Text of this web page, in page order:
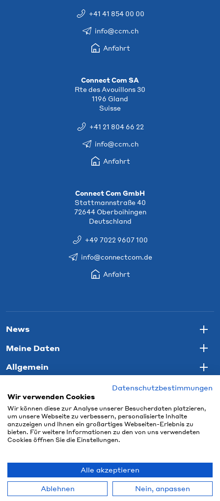
+41 41 854 00 00
info@ccm.ch
Anfahrt
Connect Com SA
Rte des Avouillons 30
1196 Gland
Suisse
+41 21 804 66 22
info@ccm.ch
Anfahrt
Connect Com GmbH
Stattmannstraße 40
72644 Oberboihingen
Deutschland
+49 7022 9607 100
info@connectcom.de
Anfahrt
News
Meine Daten
Allgemein
© 2026 Connect Com AG
powered by polynorm
Datenschutzbestimmungen
Wir verwenden Cookies
Wir können diese zur Analyse unserer Besucherdaten platzieren,
um unsere Webseite zu verbessern, personalisierte Inhalte
anzuzeigen und Ihnen ein großartiges Webseiten-Erlebnis zu
bieten. Für weitere Informationen zu den von uns verwendeten
Cookies öffnen Sie die Einstellungen.
Alle akzeptieren
Ablehnen Nein, anpassen